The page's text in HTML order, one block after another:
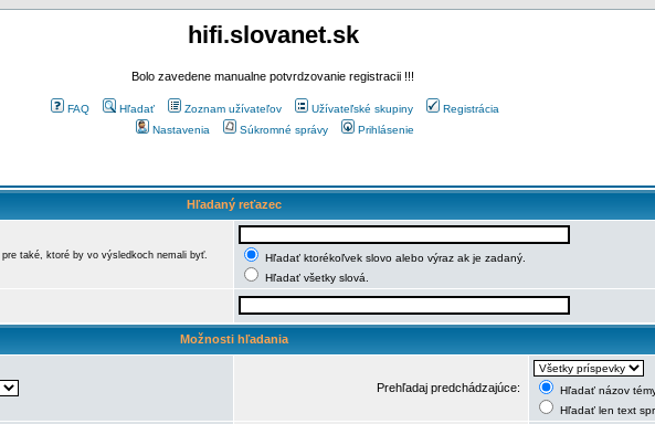
hifi.slovanet.sk
Bolo zavedene manualne potvrdzovanie registracii !!!
FAQ Hľadať Zoznam užívateľov Užívateľské skupiny
Registrácia
Nastavenia
Súkromné správy Prihlásenie
Hľadaný reťazec
pre také, ktoré by vo výsledkoch nemali byť.
Hľadať ktorékoľvek slovo alebo výraz ak je zadaný.
Hľadať všetky slová.
Možnosti hľadania
Prehľadaj predchádzajúce:
Hľadať názov
Hľadať len text